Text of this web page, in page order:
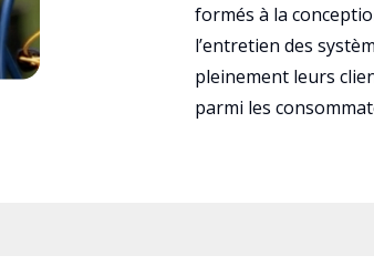
formés à la
l’entretien des
pleinement leurs
parmi les